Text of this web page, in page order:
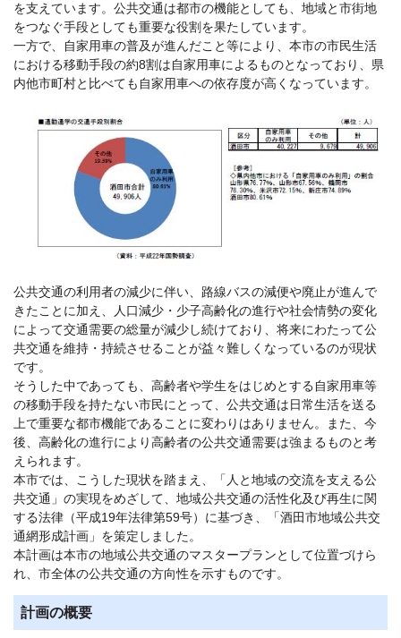
を支えています。公共交通は都市の機能としても、地域と市街地
をつなぐ手段としても重要な役割を果たしています。
一方で、自家用車の普及が進んだこと等により、本市の市民生活
における移動手段の約8割は自家用車によるものとなっており、県
内他市町村と比べても自家用車への依存度が高くなっています。
公共交通の利用者の減少に伴い、路線バスの減便や廃止が進んで
きたことに加え、人口減少・少子高齢化の進行や社会情勢の変化
によって交通需要の総量が減少し続けており、将来にわたって公
共交通を維持・持続させることが益々難しくなっているのが現状
です。
そうした中であっても、高齢者や学生をはじめとする自家用車等
の移動手段を持たない市民にとって、公共交通は日常生活を送る
上で重要な都市機能であることに変わりはありません。また、今
後、高齢化の進行により高齢者の公共交通需要は強まるものと考
えられます。
本市では、こうした現状を踏まえ、「人と地域の交流を支える公
共交通」の実現をめざして、地域公共交通の活性化及び再生に関
する法律（平成19年法律第59号）に基づき、「酒田市地域公共交
通網形成計画」を策定しました。
本計画は本市の地域公共交通のマスタープランとして位置づけら
れ、市全体の公共交通の方向性を示すものです。
計画の概要